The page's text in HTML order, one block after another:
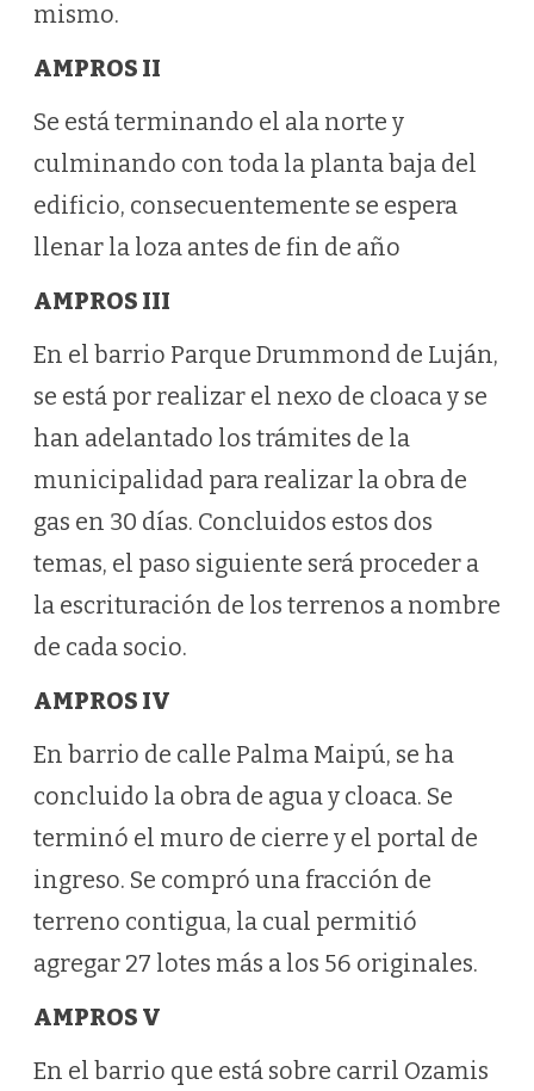
mismo.
AMPROS II
Se está terminando el ala norte y
culminando con toda la planta baja del
edificio, consecuentemente se espera
llenar la loza antes de fin de año
AMPROS III
En el barrio Parque Drummond de Luján,
se está por realizar el nexo de cloaca y se
han adelantado los trámites de la
municipalidad para realizar la obra de
gas en 30 días. Concluidos estos dos
temas, el paso siguiente será proceder a
la escrituración de los terrenos a nombre
de cada socio.
AMPROS IV
En barrio de calle Palma Maipú, se ha
concluido la obra de agua y cloaca. Se
terminó el muro de cierre y el portal de
ingreso. Se compró una fracción de
terreno contigua, la cual permitió
agregar 27 lotes más a los 56 originales.
AMPROS V
En el barrio que está sobre carril Ozamis